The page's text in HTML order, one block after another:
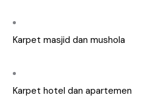
Karpet masjid dan mushola
Karpet hotel dan apartemen